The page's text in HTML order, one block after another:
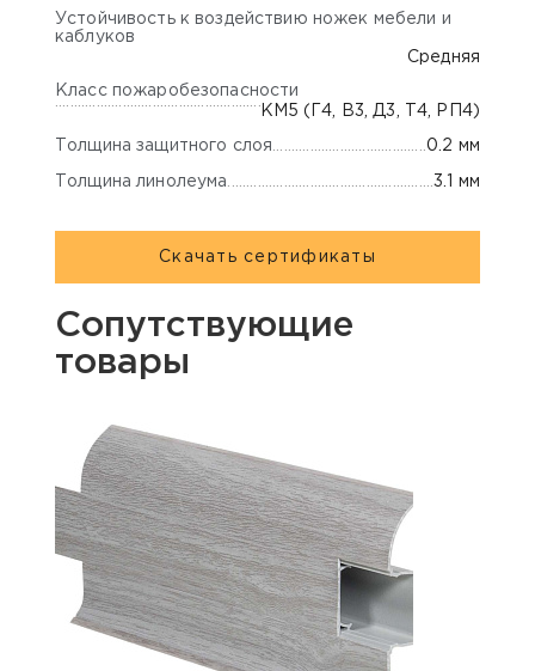
Устойчивость к воздействию ножек мебели и
каблуков
Средняя
Класс пожаробезопасности
КМ5 (Г4, В3, Д3, Т4, РП4)
Толщина защитного слоя 0.2 мм
Толщина линолеума 3.1 мм
Скачать сертификаты
Сопутствующие
товары